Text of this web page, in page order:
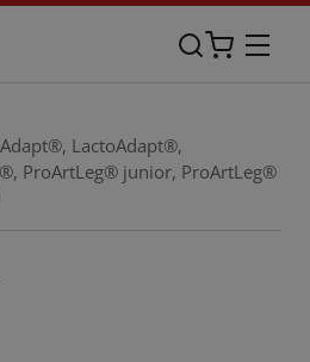
, LactoAdapt®,
, ProArtLeg® junior, ProArtLeg®